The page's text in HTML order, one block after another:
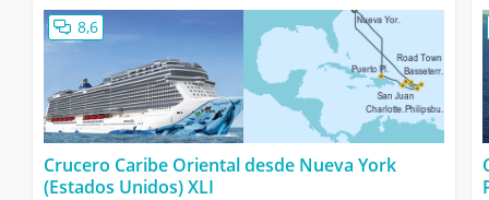
8,6
Crucero Caribe Oriental desde Nueva York
(Estados Unidos) XLI